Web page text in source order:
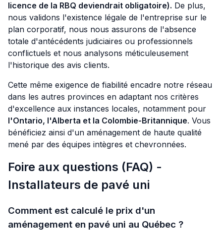
licence de la RBQ deviendrait obligatoire). De plus,
nous validons l'existence légale de l'entreprise sur le
plan corporatif, nous nous assurons de l'absence
totale d'antécédents judiciaires ou professionnels
conflictuels et nous analysons méticuleusement
l'historique des avis clients.
Cette même exigence de fiabilité encadre notre réseau
dans les autres provinces en adaptant nos critères
d'excellence aux instances locales, notamment pour
l'Ontario, l'Alberta et la Colombie-Britannique. Vous
bénéficiez ainsi d'un aménagement de haute qualité
mené par des équipes intègres et chevronnées.
Foire aux questions (FAQ) -
Installateurs de pavé uni
Comment est calculé le prix d'un
aménagement en pavé uni au Québec ?